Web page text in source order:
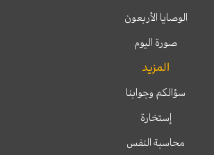
الوصايا الأربعون
صورة اليوم
المزيد
سؤالكم وجوابنا
إستخارة
محاسبة النفس